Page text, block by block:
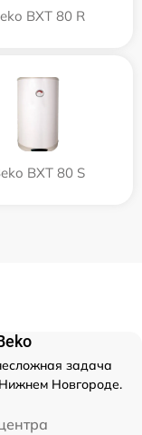
BXT 80 R
BXT 80 S
задача
Новгороде.